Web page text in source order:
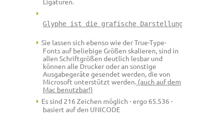
Glyphe ist die grafische Darstellung eines
Sie lassen sich ebenso wie der True-Type-
Fonts auf beliebige Größen skalieren, sind in
allen Schriftgrößen deutlich lesbar und
können alle Drucker oder an sonstige
Ausgabegeräte gesendet werden, die von
Microsoft unterstützt werden. (auch auf dem
Mac benutzbar!)
Es sind 216 Zeichen möglich - ergo 65.536 -
basiert auf den UNICODE